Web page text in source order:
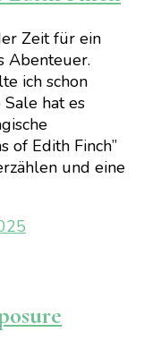
Zeit für ein
Abenteuer.
ich schon
hat es
of Edith Finch”
und eine